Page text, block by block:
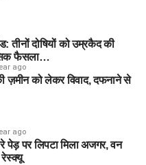
तीनों दोषियों को उम्रकैद की
फैसला…
ago
ज़मीन को लेकर विवाद, दफनाने से
ago
पेड़ पर लिपटा मिला अजगर, वन
रेस्क्यू